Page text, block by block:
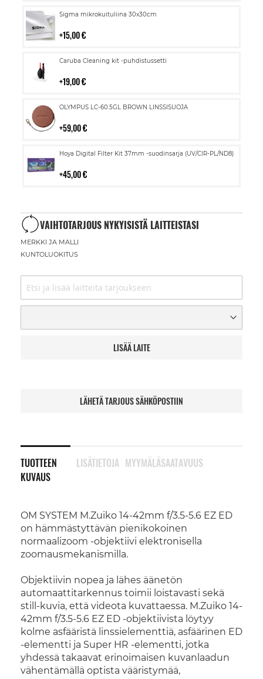
Sigma mikrokuituliina 30x30cm
15,00 €
Lisää
Caruba Cleaning kit -puhdistussetti
19,00 €
Lisää
OLYMPUS LC-60.5GL BROWN LINSSISUOJA
59,00 €
Lisää
Hoya Digital Filter Kit 37mm -suodinsarja (UV/CIR-PL/ND8)
45,00 €
Lisää
VAIHTOTARJOUS NYKYISISTÄ LAITTEISTASI
MERKKI JA MALLI
KUNTOLUOKITUS
LISÄÄ LAITE
LÄHETÄ TARJOUS SÄHKÖPOSTIIN
TUOTTEEN
KUVAUS
OM SYSTEM M.Zuiko 14-42mm f/3.5-5.6 EZ ED
on hämmästyttävän pienikokoinen
normaalizoom -objektiivi elektronisella
zoomausmekanismilla.
Objektiivin nopea ja lähes äänetön
automaattitarkennus toimii loistavasti sekä
still-kuvia, että videota kuvattaessa. M.Zuiko 14-
42mm f/3.5-5.6 EZ ED -objektiivista löytyy
kolme asfääristä linssielementtiä, asfäärinen ED
-elementti ja Super HR -elementti, jotka
yhdessä takaavat erinoimaisen kuvanlaadun
vähentämällä optista vääristymää,
LISÄTIETOJA MYYMÄLÄSAATAVUUS